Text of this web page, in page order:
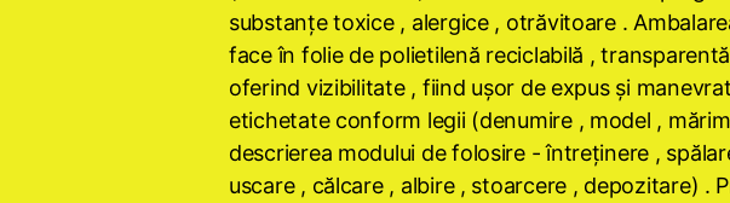
substanţe toxice , alergice , otrăvitoare .
face în folie de polietilenă reciclabilă ,
oferind vizibilitate , fiind uşor de expus şi
etichetate conform legii (denumire , model ,
descrierea modului de folosire - întreţinere ,
uscare , călcare , albire , stoarcere , depozitare) .